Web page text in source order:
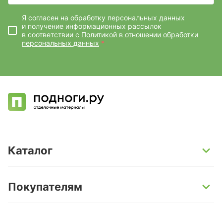
Я согласен на обработку персональных данных
и получение информационных рассылок
в соответствии с Политикой в отношении обработки
персональных данных *
Каталог
Кварц-винил и LVT-плитка
Покупателям